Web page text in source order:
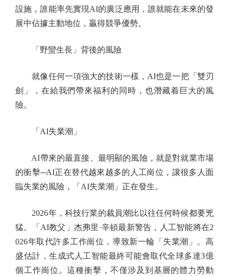
設施，誰能率先實現AI的廣泛應用，誰就能在未來的發
展中佔據主動地位，贏得競爭優勢。
「野蠻生長」背後的風險
就像任何一項強大的技術一樣，AI也是一把「雙刃
劍」，在給我們帶來福利的同時，也潛藏着巨大的風
險。
「AI失業潮」
AI帶來的最直接、最明顯的風險，就是對就業市場
的衝擊─AI正在替代越來越多的人工崗位，讓很多人面
臨失業的風險，「AI失業潮」正在發生。
2026年，科技行業的裁員潮比以往任何時候都要兇
猛。「AI教父」杰弗里·辛頓最新警告，人工智能將在2
026年取代許多工作崗位，導致新一輪「失業潮」。高
盛估計，生成式人工智能最終可能會取代全球多達3億
個工作崗位。這種衝擊，不僅涉及到基層的體力勞動